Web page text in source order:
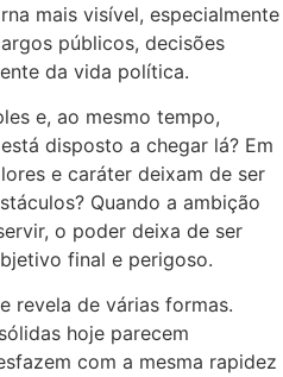
mais visível, especialmente
públicos, decisões
da vida política.
e, ao mesmo tempo,
disposto a chegar lá? Em
e caráter deixam de ser
Quando a ambição
o poder deixa de ser
final e perigoso.
revela de várias formas.
hoje parecem
com a mesma rapidez